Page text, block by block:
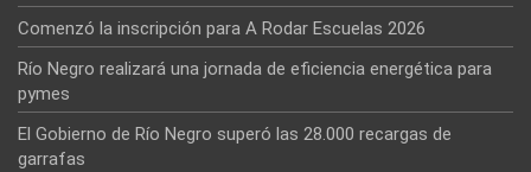
Comenzó la inscripción para A Rodar Escuelas 2026
Río Negro realizará una jornada de eficiencia energética para
pymes
El Gobierno de Río Negro superó las 28.000 recargas de
garrafas